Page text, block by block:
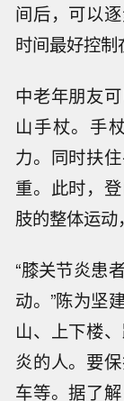
间后，可以
时间最好控制
中老年朋友
山手杖。手
力。同时扶
重。此时，
肢的整体运动
“膝关节炎患
动。”陈为坚
山、上下楼
炎的人。要
车等。据了